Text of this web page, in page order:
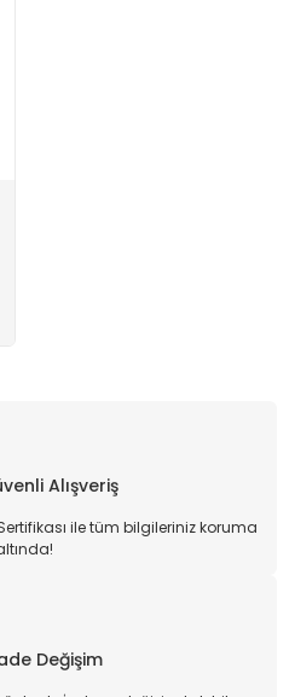
Alışveriş
ile tüm bilgileriniz koruma
Değişim